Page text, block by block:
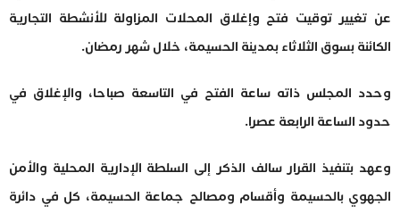
عن تغيير توقيت فتح وإغلاق المحلات المزاولة للأنشطة التجارية
الكائنة بسوق الثلاثاء بمدينة الحسيمة، خلال شهر رمضان.
وحدد المجلس ذاته ساعة الفتح في التاسعة صباحا، والإغلاق في
حدود الساعة الرابعة عصرا.
وعهد بتنفيذ القرار سالف الذكر إلى السلطة الإدارية المحلية والأمن
الجهوي بالحسيمة وأقسام ومصالح جماعة الحسيمة، كل في دائرة